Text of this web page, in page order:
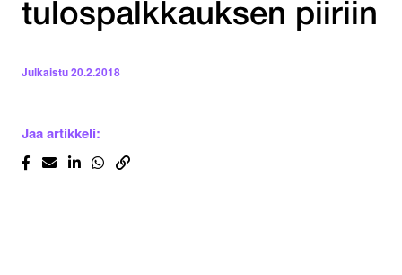
tulospalkkauksen piiriin
Julkaistu20.2.2018
Jaa artikkeli: